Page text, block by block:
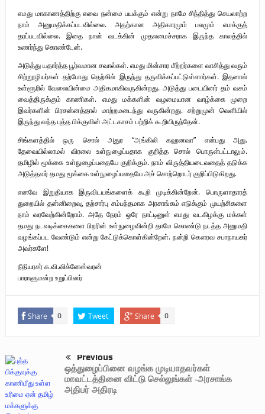
எமது மாகாணத்திற்கு எவை நன்மை பயக்கும் என்று நாமே சிந்தித்து செயலாற்ற
நாம் அனுமதிக்கப்படவில்லை. அதற்கான அதிகாரமும் பலமும் எமக்குத்
தரப்படவில்லை. இதை நான் வடக்கின் முதலமைச்சராக இருந்த காலத்தில்
உணர்ந்து கொண்டேன்.
அடுத்து யதார்த்த பூர்வமான சவால்கள். எமது மின்சார மீற்றர்களை வாசித்து வரும்
சிற்றூழியர்கள் தற்போது தெற்கில் இருந்து தருவிக்கப்பட்டுள்ளார்கள். இதனால்
உள்ளூரில் வேலையின்மை அதிகமாகிவருகின்றது. அடுத்து படையினர் தம் வசம்
வைத்திருக்கும் காணிகள். எமது மக்களின் வழமையான வாழ்க்கை முறை
இவர்களின் பிரசன்னத்தால் மாற்றமடைந்து வருகின்றது. சற்றுமுன் வெளியில்
இருந்து வந்த புத்த பிக்குவின் அட்டகாசம் பற்றிக் கூறியிருந்தேன்.
சிங்களத்தில் ஒரு சொல் அதுர “அங்கிலி கஹனவா” என்பது அது.
தேவையில்லாமல் விரலை உள்நுழைப்பதாக குறித்த சொல் பொருள்பட்டாலும்.
தமிழில் மூக்கை உள்நுழைப்பதையே குறிக்கும். நாம் விருத்தியடைவதைத் தடுக்க
அடுத்தவர் தமது மூக்கை உள்நுழைப்பதையே அச் சொற்றொடர் குறிப்பிடுகிறது.
எனவே இறுதியாக இருவிடயங்களைக் கூறி முடிக்கின்றேன். பொருளாதாரத்
துறையில் தன்னிறைவு, தற்சார்பு சம்பந்தமாக அரசாங்கம் எடுக்கும் முயற்சிகளை
நாம் வரவேற்கின்றோம். அதே நேரம் ஒரே நாட்டினுள் எமது வடகிழக்கு மக்கள்
தமது நடவடிக்கைகளை பிறரின் உள்நுழைவின்றி தாமே கொண்டு நடத்த அனுமதி
வழங்கப்பட வேண்டும் என்று கேட்டுக்கொள்கின்றேன். நன்றி கௌரவ சபாநாயகர்
அவர்களே!
நீதியரசர் க.வி.விக்னேஸ்வரன்
பாராளுமன்ற உறுப்பினர்
Share 0 Tweet Share 0
Previous
ஒத்துழைப்பினை வழங்க முடியாதவர்கள்
மாவட்டத்தினை விட்டு செல்லுங்கள் -அரசாங்க
அதிபர் அதிரடி